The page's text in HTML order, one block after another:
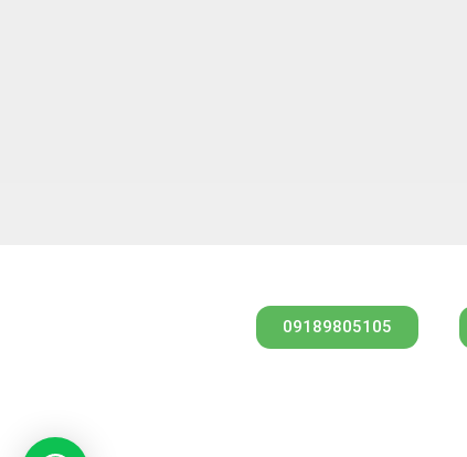
09189805105
کارشناس فروش